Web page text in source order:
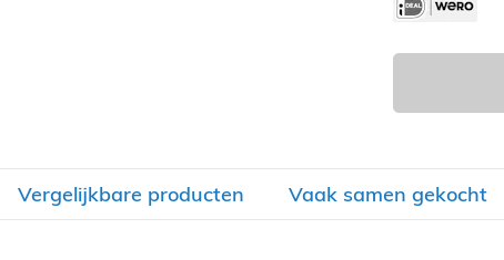
Vergelijkbare producten Vaak samen gekocht